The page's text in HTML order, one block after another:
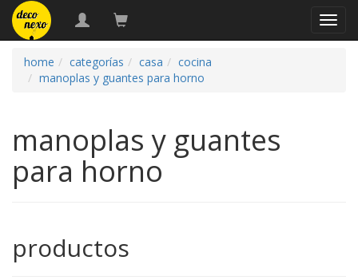
home categorías casa
cocina
manoplas y guantes para horno
manoplas y guantes
para horno
productos